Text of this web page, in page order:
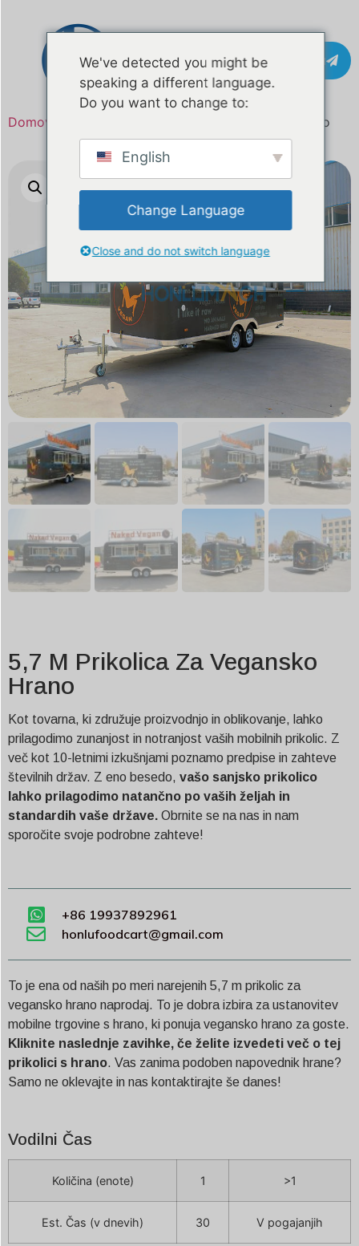
Pišite na
Domov / 5,7 m prikolica za vegansko hrano
5,7 M Prikolica Za Vegansko
Hrano
Kot tovarna, ki združuje proizvodnjo in oblikovanje, lahko
prilagodimo zunanjost in notranjost vaših mobilnih prikolic. Z
več kot 10-letnimi izkušnjami poznamo predpise in zahteve
številnih držav. Z eno besedo, vašo sanjsko prikolico
lahko prilagodimo natančno po vaših željah in
standardih vaše države. Obrnite se na nas in nam
sporočite svoje podrobne zahteve!
+86 19937892961
honlufoodcart@gmail.com
To je ena od naših po meri narejenih 5,7 m prikolic za
vegansko hrano naprodaj. To je dobra izbira za ustanovitev
mobilne trgovine s hrano, ki ponuja vegansko hrano za goste.
Kliknite naslednje zavihke, če želite izvedeti več o tej
prikolici s hrano. Vas zanima podoben napovednik hrane?
Samo ne oklevajte in nas kontaktirajte še danes!
Vodilni Čas
Količina (enote) 1 >1
Est. Čas (v dnevih) 30 V pogajanjih
We've detected you might be
speaking a different language.
Do you want to change to:
English
Change Language
Close and do not switch language